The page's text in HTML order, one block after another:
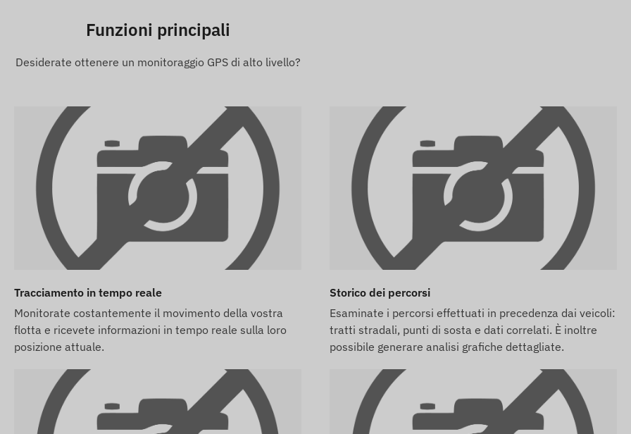
una connessione attiva con i sistemi satellitari di
garantiscono la raccolta e la trasmissione dei dati al
comunica sulla rete tramite una scheda micro SIM
lo consegniamo con le impostazioni di fabbrica.
sue impostazioni e alla gestione della scheda
Funzioni principali
Desiderate ottenere un monitoraggio GPS di alto livello?
Tracciamento in tempo reale
Monitorate costantemente il movimento della vostra
flotta e ricevete informazioni in tempo reale sulla loro
posizione attuale.
Storico dei percorsi
Esaminate i percorsi effettuati in precedenza dai veicoli:
tratti stradali, punti di sosta e dati correlati. È inoltre
possibile generare analisi grafiche dettagliate.